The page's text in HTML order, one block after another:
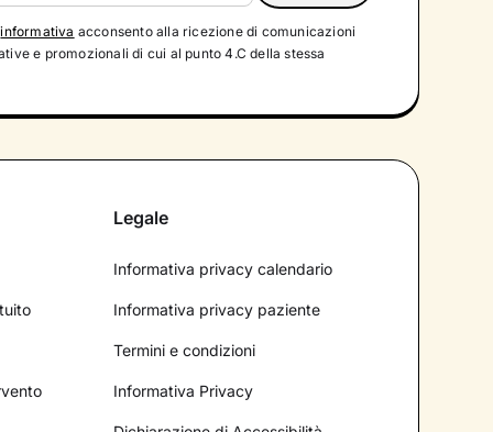
informativa acconsento alla ricezione di comunicazioni
e promozionali di cui al punto 4.C della stessa
Legale
Informativa privacy calendario
Informativa privacy paziente
Termini e condizioni
Informativa Privacy